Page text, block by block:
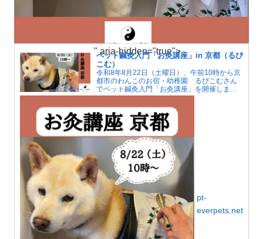
ペット鍼灸入門「お灸講座」in 京都（るぴ
こむ）
令和8年8月22日（土曜日）、午前10時から京
都市のわんこのお宿・幼稚園 るぴこむさん
でペット鍼灸入門「お灸講座」を開催しま
す。夏はエアコンによる冷えで人もペットも
自律神経が傷みがちです。お灸で血行をよく
して冷えを解消しましょう。
pt-
everpets.net
" aria-hidden="true">